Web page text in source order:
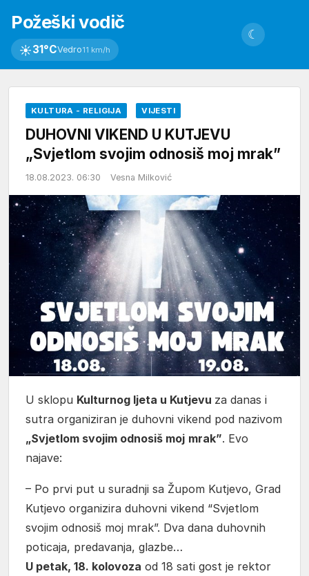
Požeški vodič
☀31°CVedro11 km/h
☾
KULTURA - RELIGIJA VIJESTI
DUHOVNI VIKEND U KUTJEVU
„Svjetlom svojim odnosiš moj mrak”
18.08.2023. 06:30 Vesna Milković
U sklopu Kulturnog ljeta u Kutjevu za danas i
sutra organiziran je duhovni vikend pod nazivom
„Svjetlom svojim odnosiš moj mrak”. Evo
najave:
– Po prvi put u suradnji sa Župom Kutjevo, Grad
Kutjevo organizira duhovni vikend “Svjetlom
svojim odnosiš moj mrak”. Dva dana duhovnih
poticaja, predavanja, glazbe…
U petak, 18. kolovoza od 18 sati gost je rektor